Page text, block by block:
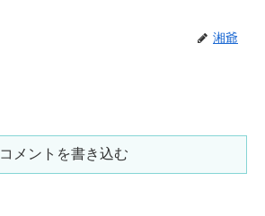
湘爺
コメントを書き込む